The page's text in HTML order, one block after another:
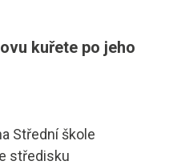
vozidel
kuřete po jeho
Střední škole
středisku